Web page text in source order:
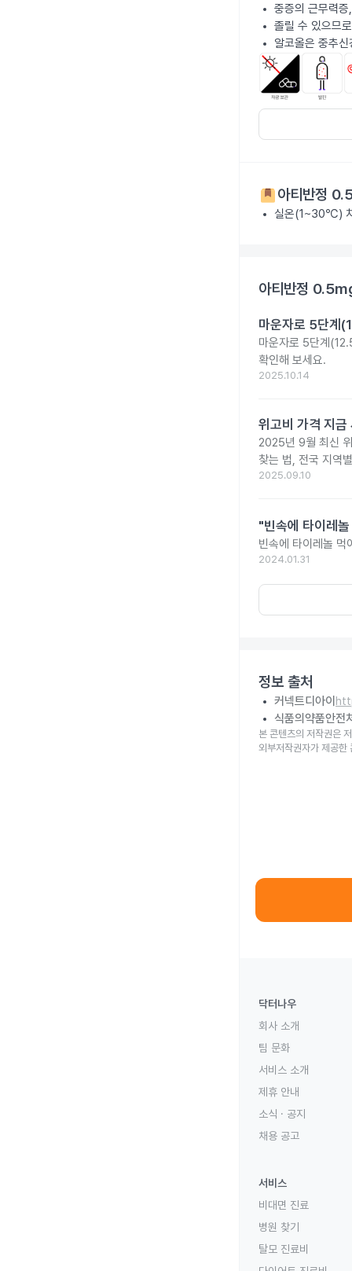
중증의 근무력
졸릴 수 있으므
알코올은 중추
아티반정
실온(1~30℃)
아티반정
마운자로 5단계
마운자로 5단계
확인해 보세요.
2025.10.14
위고비 가격 지금
2025년 9월 최신
찾는 법, 전국 지역
2025.09.10
"빈속에 타이레
빈속에 타이레놀 먹
2024.01.31
정보 출처
커넥트디아이
식품의약품안전
본 콘텐츠의 저작권은
외부저작권자가 제공한
닥터나우
회사 소개
팀 문화
서비스 소개
제휴 안내
소식 · 공지
채용 공고
서비스
비대면 진료
병원 찾기
탈모 진료비